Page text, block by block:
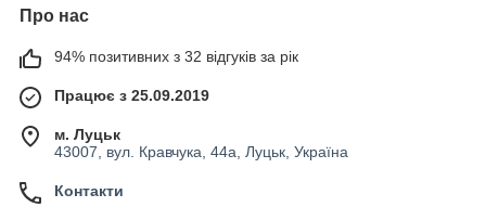
Про нас
94% позитивних з 32 відгуків за рік
Працює з 25.09.2019
м. Луцьк
43007, вул. Кравчука, 44а, Луцьк, Україна
Контакти